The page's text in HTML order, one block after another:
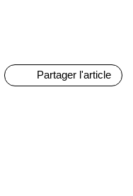
Partager l'article